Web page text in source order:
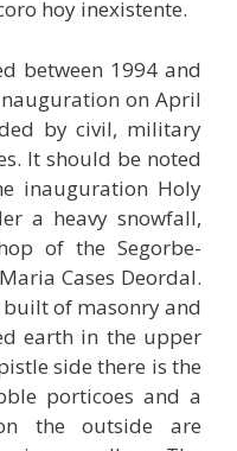
hoy inexistente.
between 1994 and
on April
by civil, military
It should be noted
inauguration Holy
a heavy snowfall,
of the Segorbe-
Cases Deordal.
of masonry and
earth in the upper
side there is the
porticoes and a
the outside are